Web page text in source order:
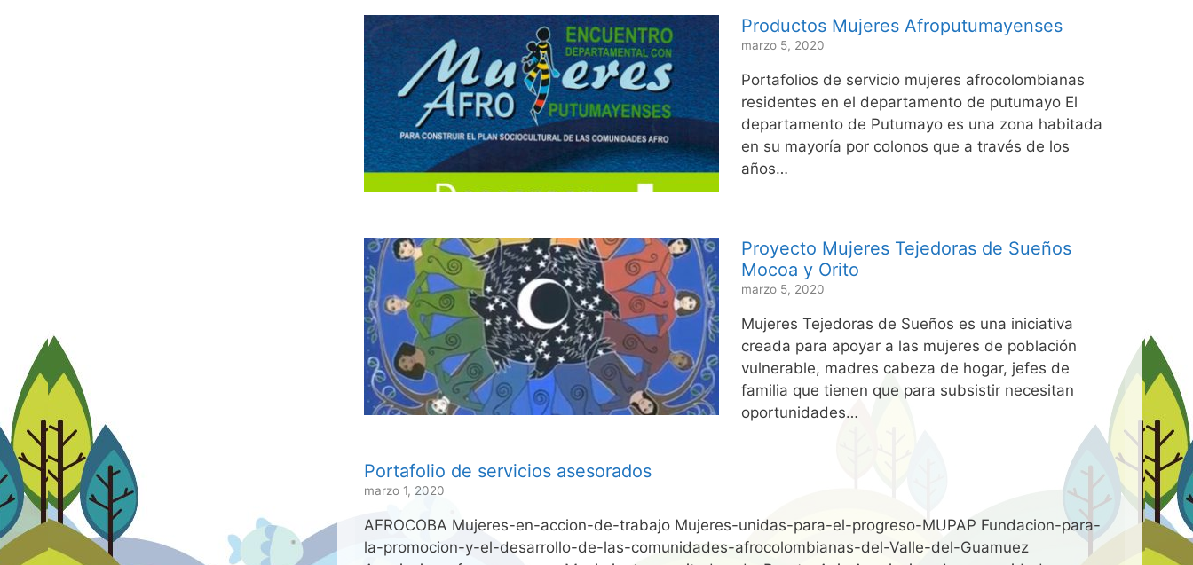
Productos Mujeres Afroputumayenses
marzo 5, 2020
Portafolios de servicio mujeres afrocolombianas
residentes en el departamento de putumayo El
departamento de Putumayo es una zona habitada
en su mayoría por colonos que a través de los
años…
Proyecto Mujeres Tejedoras de Sueños
Mocoa y Orito
marzo 5, 2020
Mujeres Tejedoras de Sueños es una iniciativa
creada para apoyar a las mujeres de población
vulnerable, madres cabeza de hogar, jefes de
familia que tienen que para subsistir necesitan
oportunidades…
Portafolio de servicios asesorados
marzo 1, 2020
AFROCOBA Mujeres-en-accion-de-trabajo Mujeres-unidas-para-el-progreso-MUPAP Fundacion-para-
la-promocion-y-el-desarrollo-de-las-comunidades-afrocolombianas-del-Valle-del-Guamuez